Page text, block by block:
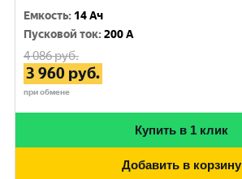
Емкость: 14 Ач
Пусковой ток:200 A
4 086руб.
3 960 руб.
при обмене
Купить в 1 клик
Добавить в корзину